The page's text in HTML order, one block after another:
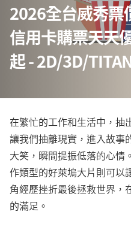
2026全台威秀票
信用卡購票天天
起 - 2D/3D/
在繁忙的工作和生活中，抽
讓我們抽離現實，進入故事
大笑，瞬間提振低落的心情
作類型的好萊塢大片則可以
角經歷挫折最後拯救世界，
的滿足。